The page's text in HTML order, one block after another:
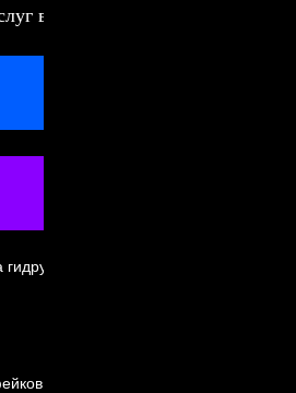
в России и СНГ.
через Tor
и мошенников связанных с нашим